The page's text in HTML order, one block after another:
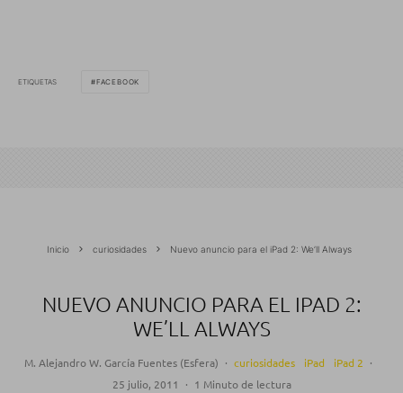
ETIQUETAS FACEBOOK
Inicio curiosidades Nuevo anuncio para el iPad 2: We’ll Always
NUEVO ANUNCIO PARA EL IPAD 2:
WE’LL ALWAYS
M. Alejandro W. García Fuentes (Esfera) · curiosidades iPad iPad 2 ·
25 julio, 2011
· 1 Minuto de lectura